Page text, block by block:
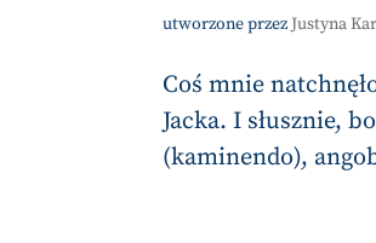
utworzone przez Justyna
Coś mnie
Jacka. I słusznie,
(kaminendo),